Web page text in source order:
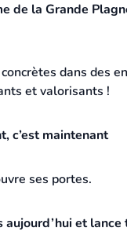
de la Grande
dans des
et valorisants !
c’est maintenant
ses portes.
aujourd’hui et